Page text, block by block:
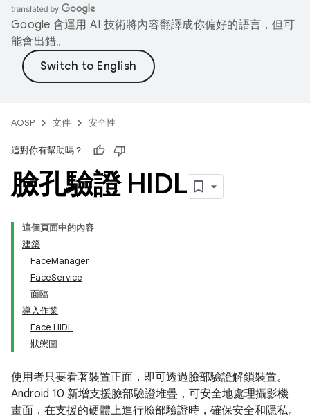
Google 會運用 AI 技術將內容翻譯成你偏好的語言，但可
能會出錯。
AOSP 文件 安全性
這對你有幫助嗎？
臉孔驗證 HIDL
這個頁面中的內容
建築
FaceManager
FaceService
面臨
導入作業
Face HIDL
狀態圖
使用者只要看著裝置正面，即可透過臉部驗證解鎖裝置。
Android 10 新增支援臉部驗證堆疊，可安全地處理攝影機
畫面，在支援的硬體上進行臉部驗證時，確保安全和隱私。